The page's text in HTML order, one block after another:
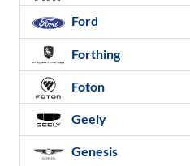
Ford
Forthing
Foton
Geely
Genesis